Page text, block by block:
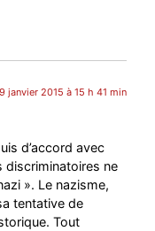
janvier 2015 à 15 h 41 min
d’accord avec
discriminatoires ne
». Le nazisme,
tentative de
Tout